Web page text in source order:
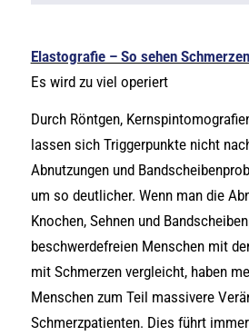
Elastografie – So sehen
Es wird zu viel operiert
Durch Röntgen,
lassen sich Triggerpunkte nicht
Abnutzungen und
um so deutlicher. Wenn man die
Knochen, Sehnen und
beschwerdefreien Menschen mit
mit Schmerzen vergleicht, haben
Menschen zum Teil massivere
Schmerzpatienten. Dies führt